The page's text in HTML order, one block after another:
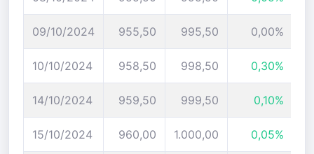
09/10/2024 955,50 995,50 0,00%
10/10/2024 958,50 998,50 0,30%
14/10/2024 959,50 999,50 0,10%
15/10/2024 960,00 1.000,00 0,05%